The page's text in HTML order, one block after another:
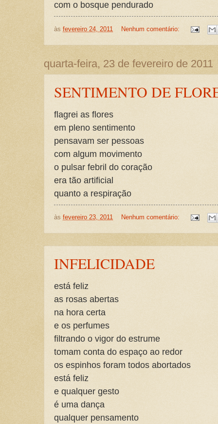
com o bosque pendurado
às fevereiro 24, 2011 Nenhum comentário:
quarta-feira, 23 de fevereiro de 2011
SENTIMENTO DE
flagrei as flores
em pleno sentimento
pensavam ser pessoas
com algum movimento
o pulsar febril do coração
era tão artificial
quanto a respiração
às fevereiro 23, 2011 Nenhum comentário:
INFELICIDADE
está feliz
as rosas abertas
na hora certa
e os perfumes
filtrando o vigor do estrume
tomam conta do espaço ao redor
os espinhos foram todos abortados
está feliz
e qualquer gesto
é uma dança
qualquer pensamento